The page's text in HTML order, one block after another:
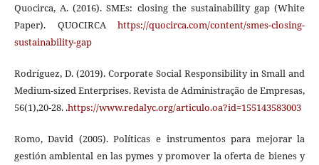
Quocirca, A. (2016). SMEs: closing the sustainability gap (White
Paper). QUOCIRCAhttps://quocirca.com/content/smes-closing-
sustainability-gap
Rodríguez, D. (2019). Corporate Social Responsibility in Small and
Medium-sized Enterprises. Revista de Administração de Empresas,
56(1),20-28. .https://www.redalyc.org/articulo.oa?id=155143583003
Romo, David (2005). Políticas e instrumentos para mejorar la
gestión ambiental en las pymes y promover la oferta de bienes y